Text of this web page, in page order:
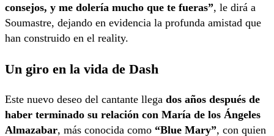
consejos, y me dolería mucho que te fueras”, le dirá a
Soumastre, dejando en evidencia la profunda amistad que
han construido en el reality.
Un giro en la vida de Dash
Este nuevo deseo del cantante llega dos años después de
haber terminado su relación con María de los Ángeles
Almazabar, más conocida como “Blue Mary”, con quien